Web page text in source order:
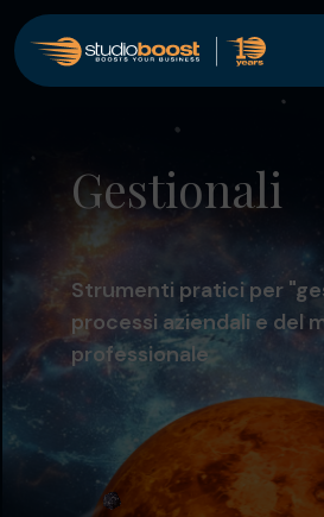
Gestionali
Strumenti pratici per
processi aziendali e del
professionale